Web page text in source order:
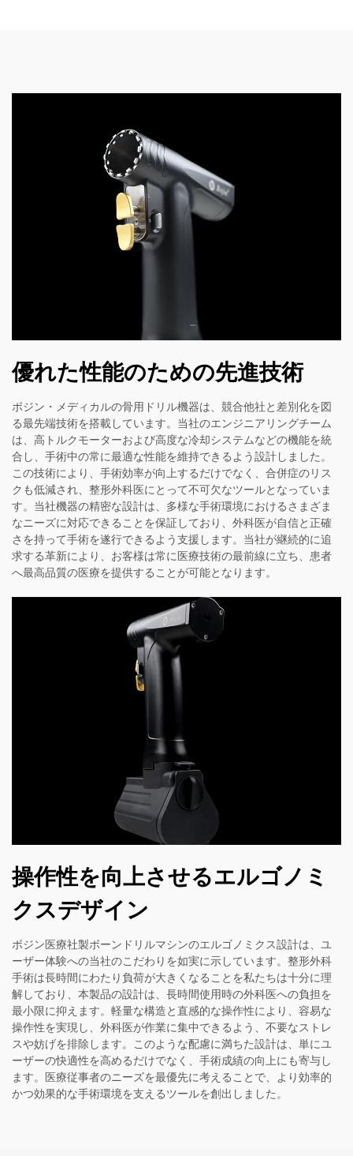
優れた性能のための先進技術
ボジン・メディカルの骨用ドリル機器は、競合他社と差別化を図
る最先端技術を搭載しています。当社のエンジニアリングチーム
は、高トルクモーターおよび高度な冷却システムなどの機能を統
合し、手術中の常に最適な性能を維持できるよう設計しました。
この技術により、手術効率が向上するだけでなく、合併症のリス
クも低減され、整形外科医にとって不可欠なツールとなっていま
す。当社機器の精密な設計は、多様な手術環境におけるさまざま
なニーズに対応できることを保証しており、外科医が自信と正確
さを持って手術を遂行できるよう支援します。当社が継続的に追
求する革新により、お客様は常に医療技術の最前線に立ち、患者
へ最高品質の医療を提供することが可能となります。
操作性を向上させるエルゴノミ
クスデザイン
ボジン医療社製ボーンドリルマシンのエルゴノミクス設計は、ユ
ーザー体験への当社のこだわりを如実に示しています。整形外科
手術は長時間にわたり負荷が大きくなることを私たちは十分に理
解しており、本製品の設計は、長時間使用時の外科医への負担を
最小限に抑えます。軽量な構造と直感的な操作性により、容易な
操作性を実現し、外科医が作業に集中できるよう、不要なストレ
スや妨げを排除します。このような配慮に満ちた設計は、単にユ
ーザーの快適性を高めるだけでなく、手術成績の向上にも寄与し
ます。医療従事者のニーズを最優先に考えることで、より効率的
かつ効果的な手術環境を支えるツールを創出しました。